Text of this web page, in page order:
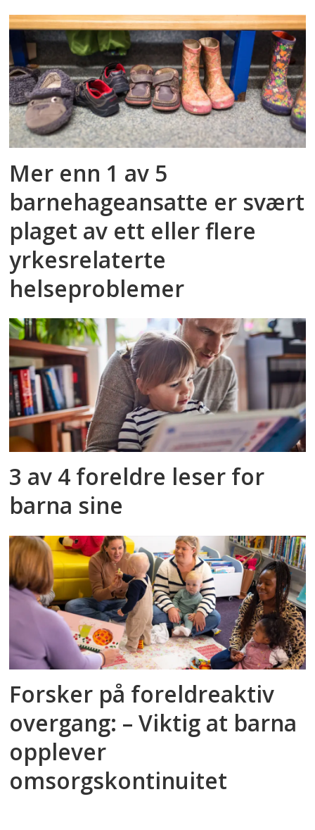
Mer enn 1 av 5
barnehageansatte er svært
plaget av ett eller flere
yrkesrelaterte
helseproblemer
3 av 4 foreldre leser for
barna sine
Forsker på foreldreaktiv
overgang: – Viktig at barna
opplever
omsorgskontinuitet